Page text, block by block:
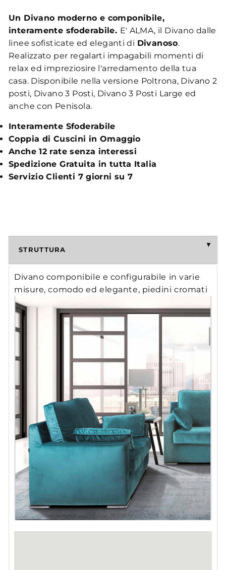
Un Divano moderno e componibile,
interamente sfoderabile. E' ALMA, il Divano dalle
linee sofisticate ed eleganti di Divanoso.
Realizzato per regalarti impagabili momenti di
relax ed impreziosire l'arredamento della tua
casa. Disponibile nella versione Poltrona, Divano 2
posti, Divano 3 Posti, Divano 3 Posti Large ed
anche con Penisola.
Interamente Sfoderabile
Coppia di Cuscini in Omaggio
Anche 12 rate senza interessi
Spedizione Gratuita in tutta Italia
Servizio Clienti 7 giorni su 7
STRUTTURA
Divano componibile e configurabile in varie
misure, comodo ed elegante, piedini cromati